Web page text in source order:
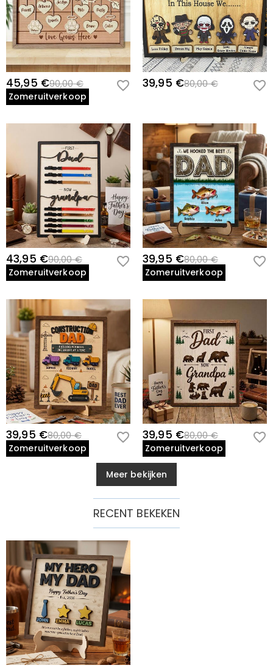
45,95 €90,00 €
Zomeruitverkoop
39,95 €80,00 €
43,95 €90,00 €
Zomeruitverkoop
39,95 €80,00 €
Zomeruitverkoop
39,95 €80,00 €
Zomeruitverkoop
39,95 €80,00 €
Zomeruitverkoop
Meer bekijken
RECENT BEKEKEN